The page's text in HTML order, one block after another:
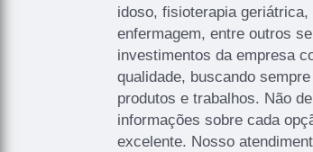
idoso, fisioterapia
enfermagem, entre outros
investimentos da empresa
qualidade, buscando
produtos e trabalhos. Não
informações sobre cada
excelente. Nosso